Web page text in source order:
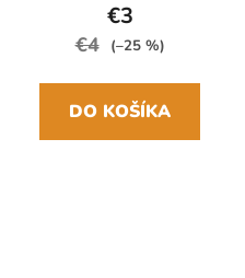
€3
€4 (–25 %)
DO KOŠÍKA